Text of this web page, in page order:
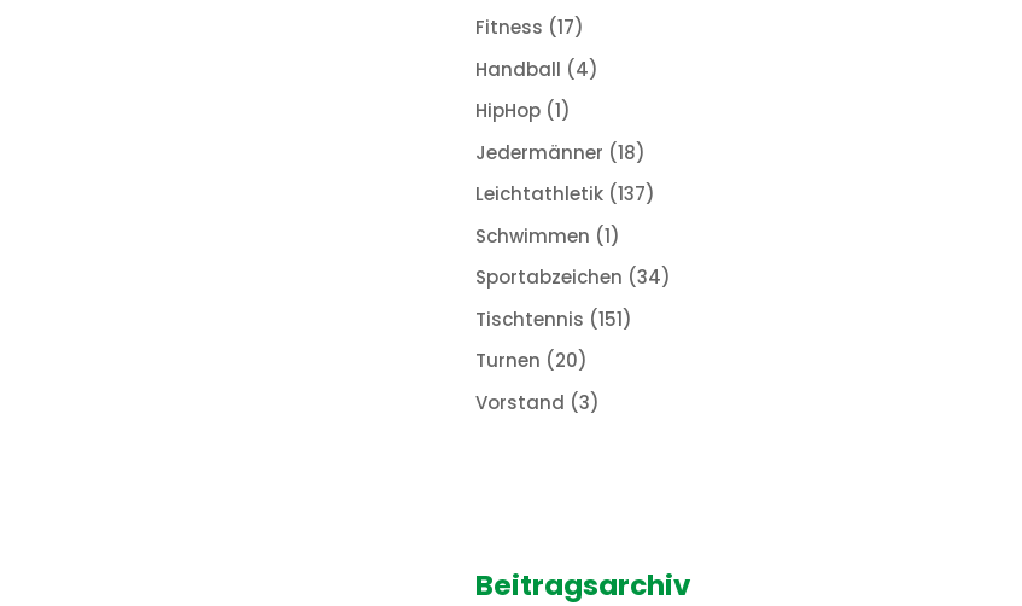
Fitness (17)
Handball (4)
HipHop(1)
Jedermänner (18)
Leichtathletik(137)
Schwimmen (1)
Sportabzeichen (34)
Tischtennis (151)
Turnen (20)
Vorstand (3)
Beitragsarchiv